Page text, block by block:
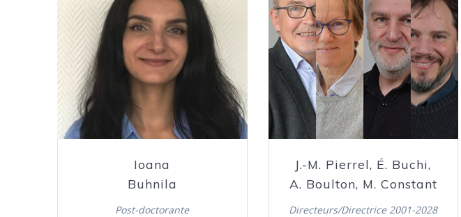
Ioana
Buhnila
Post-doctorante
J.-M. Pierrel, É. Buchi,
A. Boulton, M. Constant
Directeurs/Directrice 2001-2028